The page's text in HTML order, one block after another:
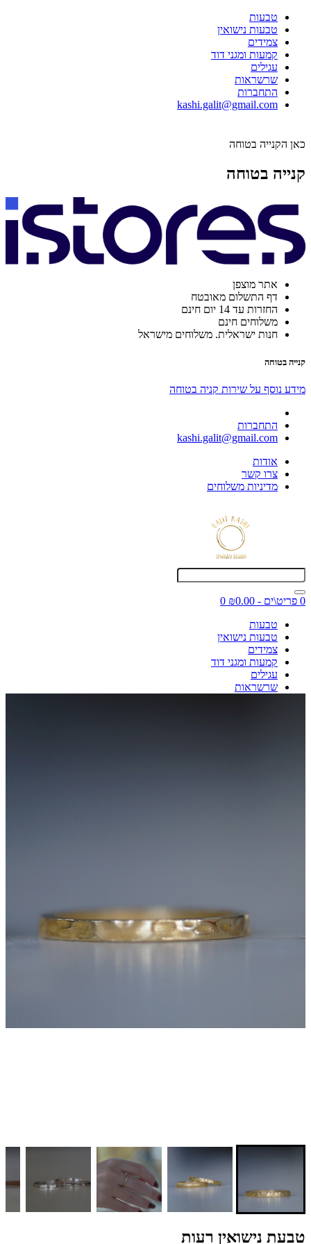
טבעות
טבעות נישואין
צמידים
קמעות ומגני דוד
עגילים
שרשראות
התחברות
kashi.galit@gmail.com
כאן הקנייה בטוחה
קנייה בטוחה
אתר מוצפן
דף התשלום מאובטח
החזרות עד 14 יום חינם
משלוחים חינם
חנות ישראלית. משלוחים מישראל
קנייה בטוחה
מידע נוסף על שירות קניה בטוחה
התחברות
kashi.galit@gmail.com
אודות
צרו קשר
מדיניות משלוחים
0 פריט\ים - ₪0.00
0
טבעות
טבעות נישואין
צמידים
קמעות ומגני דוד
עגילים
שרשראות
טבעת נישואין רעות